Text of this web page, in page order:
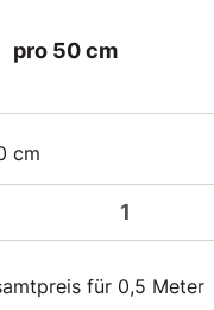
pro 50 cm
cm
für 0,5 Meter